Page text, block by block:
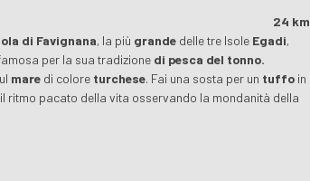
24 km
di Favignana, la più grande delle tre Isole Egadi,
per la sua tradizione di pesca del tonno.
mare di colore turchese. Fai una sosta per un tuffo in
il ritmo pacato della vita osservando la mondanità della